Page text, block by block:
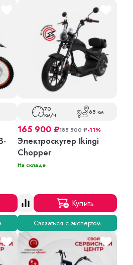
70
км/ч 65 км
165 900 ₽185 500₽-11%
Электроскутер Ikingi
Chopper
На складе
Купить
Связаться с экспертом